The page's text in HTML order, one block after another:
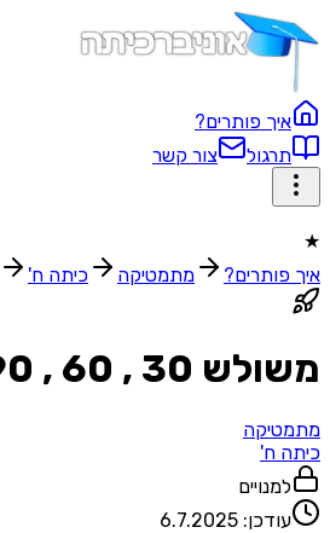
איך פותרים?
תרגול
צור קשר
★
איך פותרים?
מתמטיקה כיתה ח'
משולש 30 , 60 , 90
מתמטיקה
כיתה ח'
למנויים
עודכן: 6.7.2025